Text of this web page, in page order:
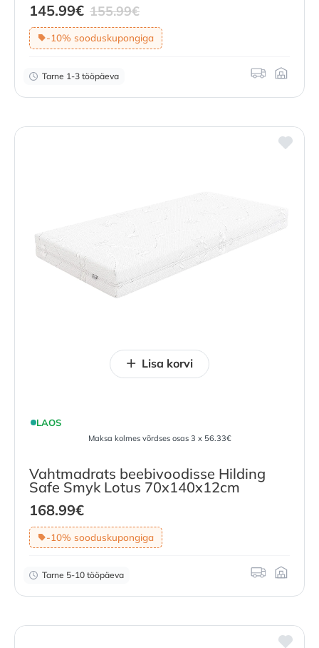
145.99€ Current
price
is:
155.99€Original
price
was:
-10% sooduskupongiga
Tarne 1-3 tööpäeva
LAOS
Maksa kolmes võrdses osas 3 x 56.33€
Vahtmadrats beebivoodisse Hilding
Safe Smyk Lotus 70x140x12cm
168.99€
-10% sooduskupongiga
Tarne 5-10 tööpäeva
Lisa korvi